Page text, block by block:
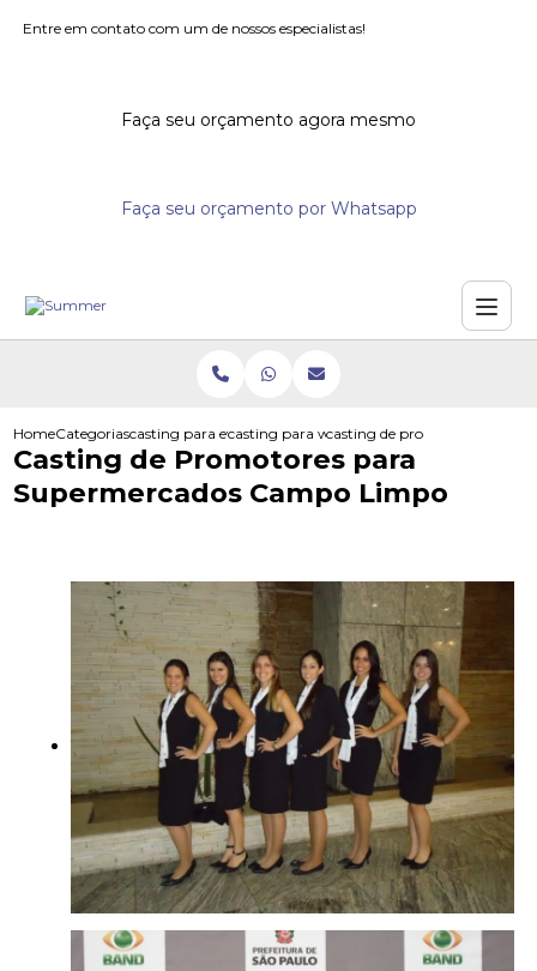
Entre em contato com um de nossos especialistas!
Faça seu orçamento agora mesmo
Faça seu orçamento por Whatsapp
HomeCategoriascasting para eventoscasting para workshopscasting de promotores para
Casting de Promotores para
Supermercados Campo Limpo